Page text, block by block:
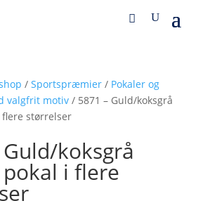
/ Sportspræmier/ Pokaler og
valgfrit motiv/ 5871 – Guld/koksgrå
størrelser
koksgrå
i flere